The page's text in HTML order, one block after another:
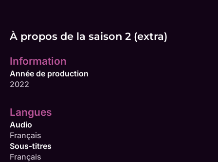
À propos de la saison 2 (extra)
Information
Année de production
2022
Langues
Audio
Français
Sous-titres
Français